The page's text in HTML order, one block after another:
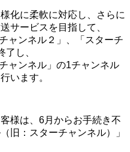
化に柔軟に対応し、さらに
サービスを目指して、
ャンネル２」、「スターチ
し、
ャンネル」の1チャンネル
います。
様は、6月からお手続き不
旧：スターチャンネル）」